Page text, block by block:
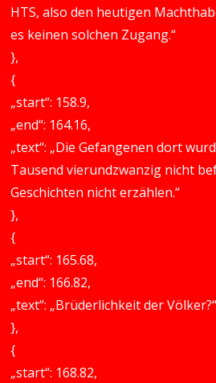
HTS, also den heutigen
es keinen solchen Zugang.“
},
{
„start“: 158.9,
„end“: 164.16,
„text“: „Die Gefangenen dort
Tausend vierundzwanzig nicht
Geschichten nicht erzählen.“
},
{
„start“: 165.68,
„end“: 166.82,
„text“: „Brüderlichkeit der Völker?“
},
{
„start“: 168.82,